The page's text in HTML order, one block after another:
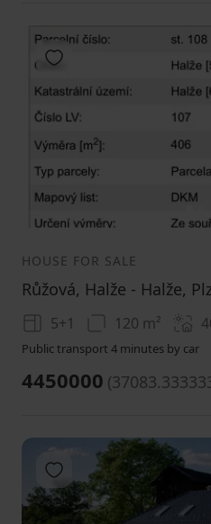
12
Add to favorites
HOUSE FOR SALE
Růžová, Halže - Halže,
5+1 120 m²
Public transport 4 minutes by car
4450000 (
Add to favorites